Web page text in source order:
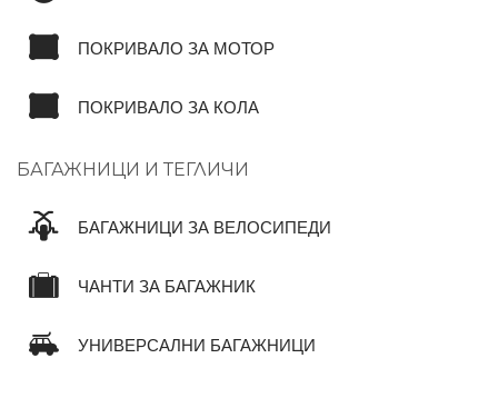
ПОКРИВАЛО ЗА МОТОР
ПОКРИВАЛО ЗА КОЛА
БАГАЖНИЦИ И ТЕГЛИЧИ
БАГАЖНИЦИ ЗА ВЕЛОСИПЕДИ
ЧАНТИ ЗА БАГАЖНИК
УНИВЕРСАЛНИ БАГАЖНИЦИ